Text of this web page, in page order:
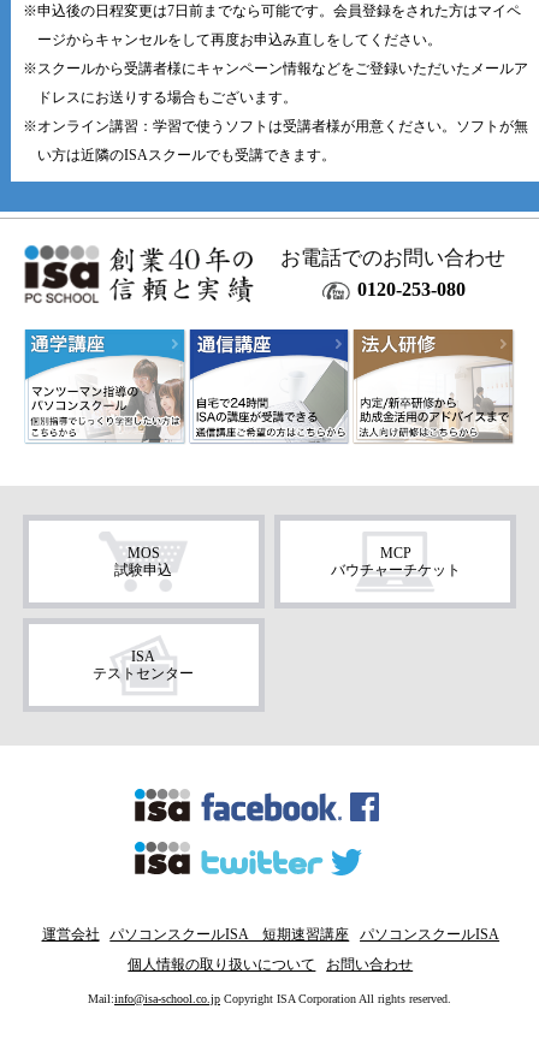
※申込後の日程変更は7日前までなら可能です。会員登録をされた方はマイペ
ージからキャンセルをして再度お申込み直しをしてください。
※スクールから受講者様にキャンペーン情報などをご登録いただいたメールア
ドレスにお送りする場合もございます。
※オンライン講習：学習で使うソフトは受講者様が用意ください。ソフトが無
い方は近隣のISAスクールでも受講できます。
お電話でのお問い合わせ
0120-253-080
MOS
試験申込
MCP
バウチャーチケット
ISA
テストセンター
運営会社 パソコンスクールISA 短期速習講座
パソコンスクールISA
個人情報の取り扱いについて
お問い合わせ
Mail:info@isa-school.co.jp Copyright ISA Corporation All rights reserved.